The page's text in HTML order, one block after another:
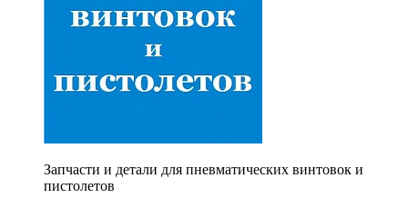
Запчасти и детали для пневматических винтовок и
пистолетов